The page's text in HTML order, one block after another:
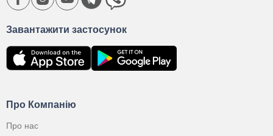
Про Компанію
Про нас
Завантажити застосунок